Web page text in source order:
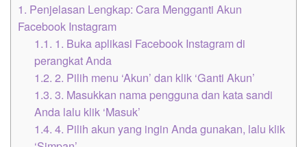
1. Penjelasan Lengkap: Cara Mengganti Akun
Facebook Instagram
1.1. 1. Buka aplikasi Facebook Instagram di
perangkat Anda
1.2. 2. Pilih menu ‘Akun’ dan klik ‘Ganti Akun’
1.3. 3. Masukkan nama pengguna dan kata sandi
Anda lalu klik ‘Masuk’
1.4. 4. Pilih akun yang ingin Anda gunakan, lalu klik